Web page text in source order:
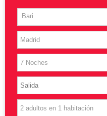
Costas
Vuelos
Islas
Caribe
Grandes Viajes
Bari